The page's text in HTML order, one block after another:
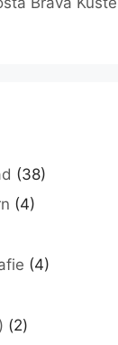
(38)
(4)
(4)
(2)